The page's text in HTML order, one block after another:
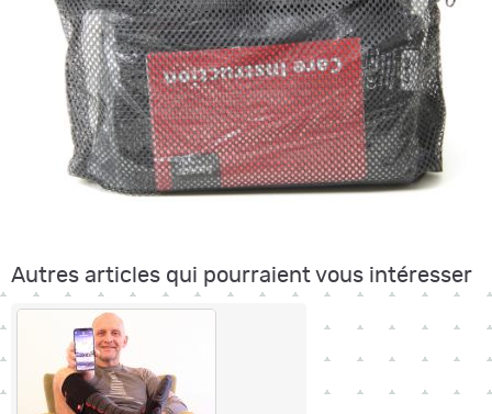
Autres articles qui pourraient vous intéresser